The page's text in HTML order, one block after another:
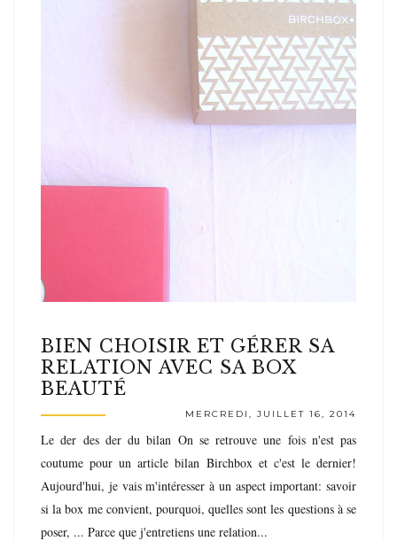
BIEN CHOISIR ET GÉRER SA
RELATION AVEC SA BOX
BEAUTÉ
MERCREDI, JUILLET 16, 2014
Le der des der du bilan On se retrouve une fois n'est pas
coutume pour un article bilan Birchbox et c'est le dernier!
Aujourd'hui, je vais m'intéresser à un aspect important: savoir
si la box me convient, pourquoi, quelles sont les questions à se
poser, ... Parce que j'entretiens une relation...